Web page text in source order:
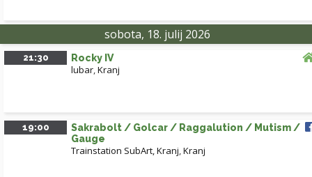
sobota, 18. julij 2026
21:30 Rocky IV
lubar,Kranj
19:00
Sakrabolt / Golcar / Raggalution / Mutism /
Gauge
Trainstation SubArt, Kranj,Kranj